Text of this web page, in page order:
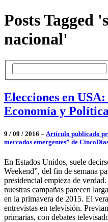
Posts Tagged
nacional'
Elecciones en
Economía y
9 / 09 / 2016 – Artículo publicado
mercados emergentes” de
En Estados Unidos, suele
Weekend”, del fin de semana
presidencial empieza de
nuestras campañas parecen
en la primavera de 2015. El
entrevistas en televisión.
primarias, con debates